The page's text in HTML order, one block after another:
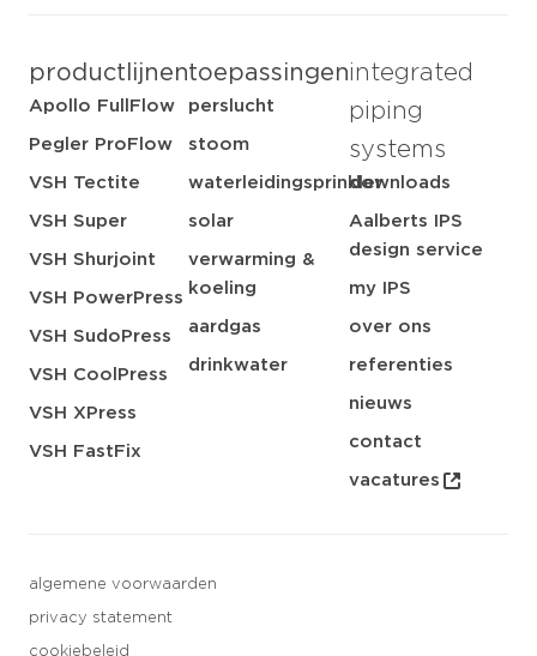
productlijnen
Apollo FullFlow
Pegler ProFlow
VSH Tectite
VSH Super
VSH Shurjoint
VSH PowerPress
VSH SudoPress
VSH CoolPress
VSH XPress
VSH FastFix
toepassingen
perslucht
stoom
waterleidingsprinkler
solar
verwarming &
koeling
aardgas
drinkwater
integrated
piping
systems
downloads
Aalberts IPS
design service
my IPS
over ons
referenties
nieuws
contact
vacatures
algemene voorwaarden
privacy statement
cookiebeleid